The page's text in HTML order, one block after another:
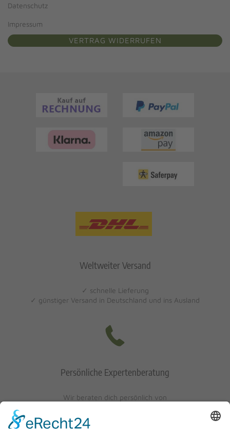
Datenschutz
Impressum
VERTRAG WIDERRUFEN
Weltweiter Versand
✓ schnelle Lieferung
✓ günstiger Versand in Deutschland und ins Ausland
Persönliche Expertenberatung
Wir beraten dich persönlich von
0621/405401-10